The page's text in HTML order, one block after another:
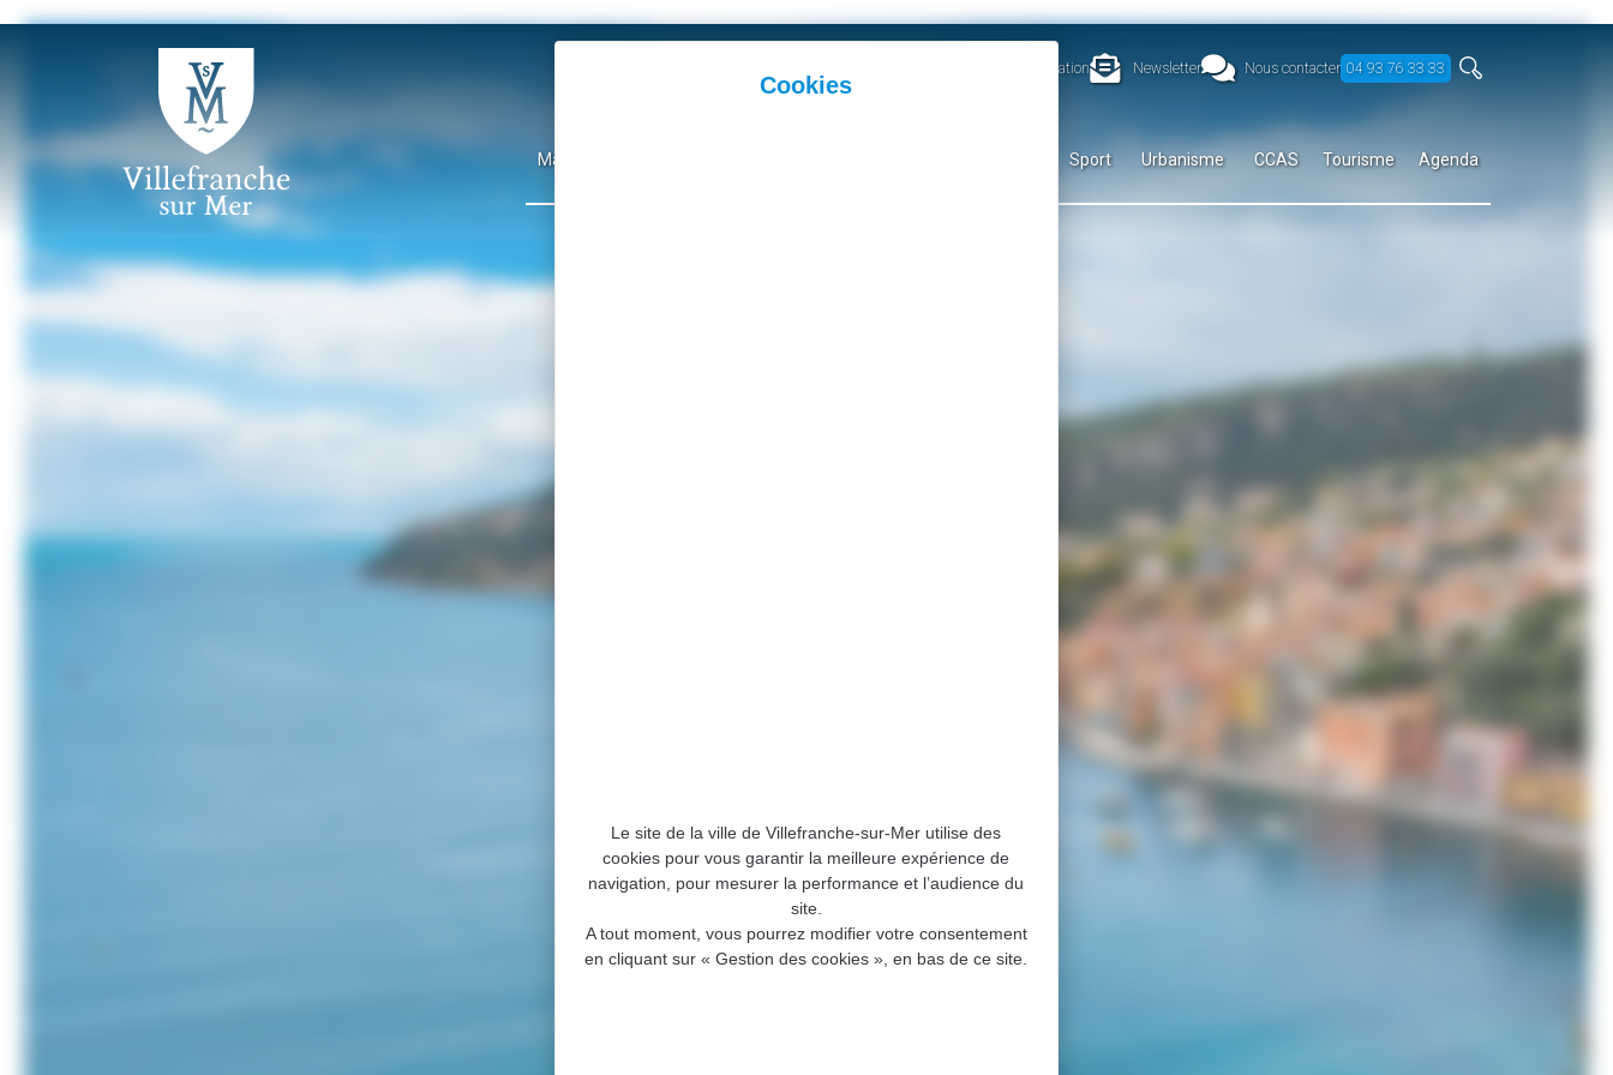
Parutions et Communication Newsletter Nous contacter 04 93 76 33 33
Mairie Sport Urbanisme CCAS Tourisme Agenda
Panneau de gestion des cookies
Le site de la ville de Villefranche-sur-Mer utilise des
cookies pour vous garantir la meilleure expérience de
navigation, pour mesurer la performance et l’audience du
site.
A tout moment, vous pourrez modifier votre consentement
en cliquant sur « Gestion des cookies », en bas de ce site.